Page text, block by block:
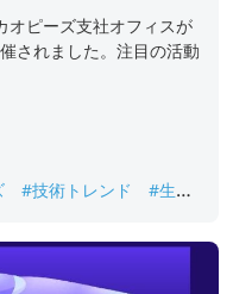
オピーズ支社オフィスが
されました。注目の活動
#技術トレンド
#生成